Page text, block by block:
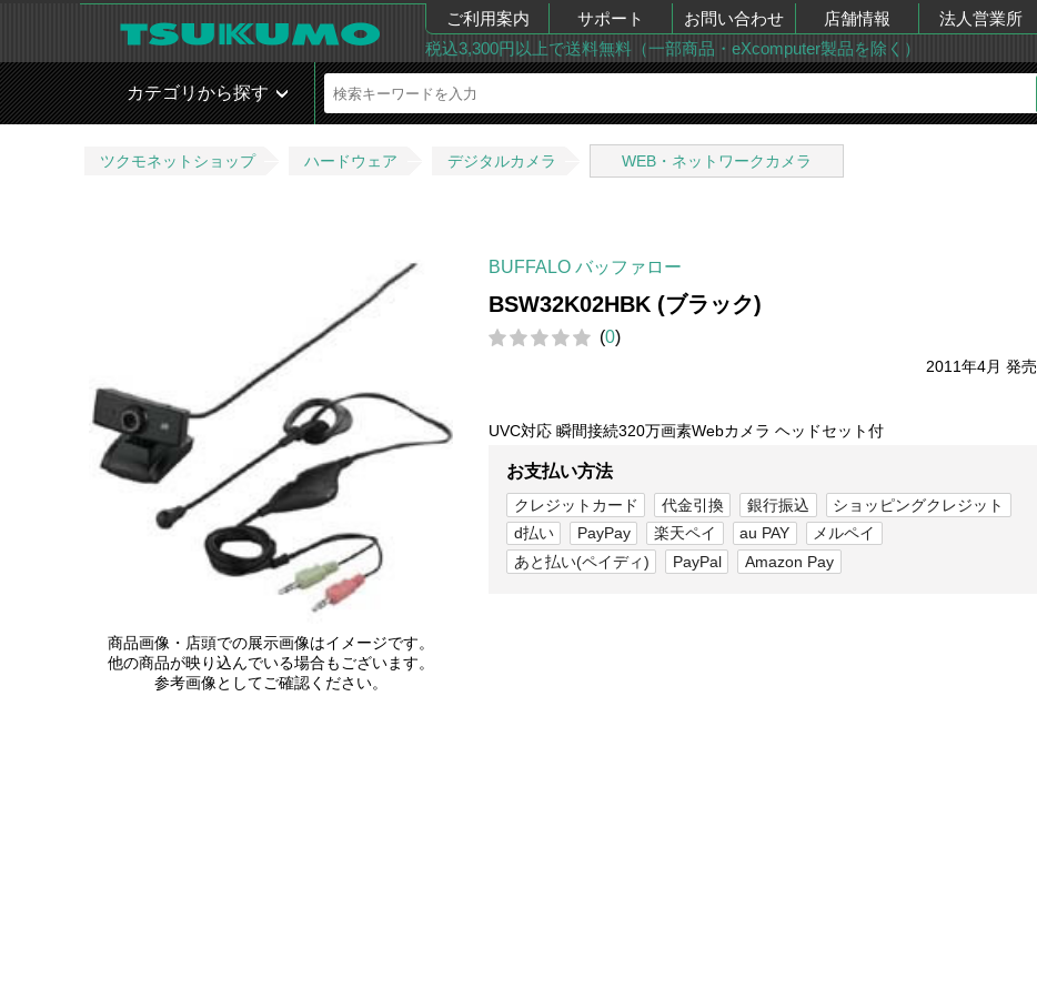
ご利用案内 サポート お問い合わせ 店舗情報 法人営業所
税込3,300円以上で送料無料（一部商品・eXcomputer製品を除く）
カテゴリから探す
ツクモネットショップ ハードウェア デジタルカメラ WEB・ネットワークカメラ
商品画像・店頭での展示画像はイメージです。
他の商品が映り込んでいる場合もございます。
参考画像としてご確認ください。
BUFFALO バッファロー
BSW32K02HBK (ブラック)
(0)
2011年4月 発売
UVC対応 瞬間接続320万画素Webカメラ ヘッドセット付
お支払い方法
クレジットカード 代金引換 銀行振込
ショッピングクレジット
d払い
PayPay 楽天ペイ au PAY
メルペイ
あと払い(ペイディ)
PayPal Amazon Pay